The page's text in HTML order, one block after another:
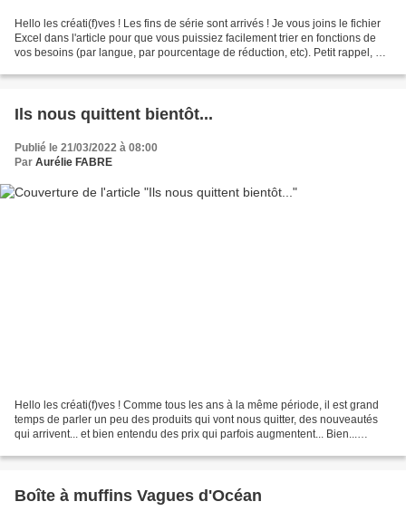
Hello les créati(f)ves ! Les fins de série sont arrivés ! Je vous joins le fichier
Excel dans l'article pour que vous puissiez facilement trier en fonctions de
vos besoins (par langue, par pourcentage de réduction, etc). Petit rappel, ne
Ils nous quittent bientôt...
Publié le 21/03/2022 à 08:00
Par Aurélie FABRE
Hello les créati(f)ves ! Comme tous les ans à la même période, il est grand
temps de parler un peu des produits qui vont nous quitter, des nouveautés
qui arrivent... et bien entendu des prix qui parfois augmentent... Bien...
Boîte à muffins Vagues d'Océan